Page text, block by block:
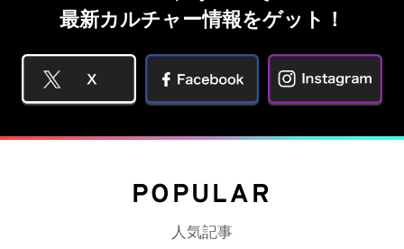
最新カルチャー情報をゲット！
POPULAR
人気記事